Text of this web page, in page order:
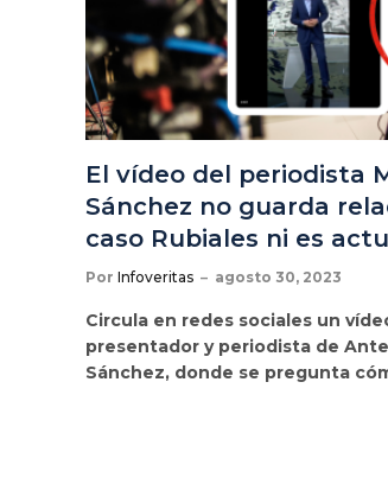
El vídeo del periodista
Sánchez no guarda
caso Rubiales ni es
Por Infoveritas agosto 30, 2023
Circula en redes sociales un
presentador y periodista de
Sánchez, donde se pregunta